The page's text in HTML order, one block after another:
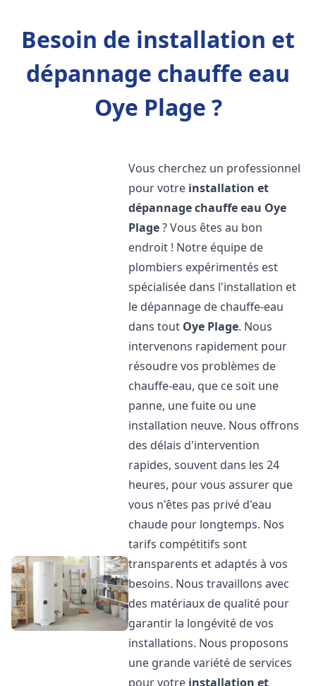
Besoin de installation et
dépannage chauffe eau
Oye Plage ?
Vous cherchez un professionnel
pour votre installation et
dépannage chauffe eau Oye
Plage? Vous êtes au bon
endroit ! Notre équipe de
plombiers expérimentés est
spécialisée dans l'installation et
le dépannage de chauffe-eau
dans tout Oye Plage. Nous
intervenons rapidement pour
résoudre vos problèmes de
chauffe-eau, que ce soit une
panne, une fuite ou une
installation neuve. Nous offrons
des délais d'intervention
rapides, souvent dans les 24
heures, pour vous assurer que
vous n'êtes pas privé d'eau
chaude pour longtemps. Nos
tarifs compétitifs sont
transparents et adaptés à vos
besoins. Nous travaillons avec
des matériaux de qualité pour
garantir la longévité de vos
installations. Nous proposons
une grande variété de services
pour votre installation et